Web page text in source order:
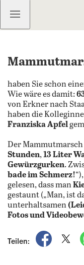
Kostenlos
haben Sie schon
Wie wäre es damit:
von Erkner nach
haben die
Franziska Apfel
Der
Stunden,13 Liter
Gewürzgurken.
bade im Schmerz!
gelesen, dass man
gestaunt („Man, ist
unterhaltsamen
Fotos und
Teilen:
auf